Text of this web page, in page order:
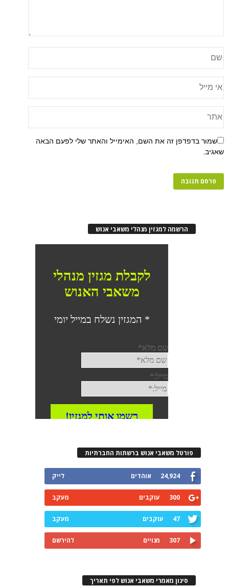
שמור בדפדפן זה את השם, האימייל והאתר שלי לפעם הבאה
שאגיב.
הרשמה למגזין מנהלי משאבי אנוש
פורטל משאבי אנוש ברשתות החברתיות
24,924 אוהדים לייק
300 עוקבים מעקב
47 עוקבים מעקב
307 מנויים להירשם
סינון מאמרי משאבי אנוש לפי תאריך